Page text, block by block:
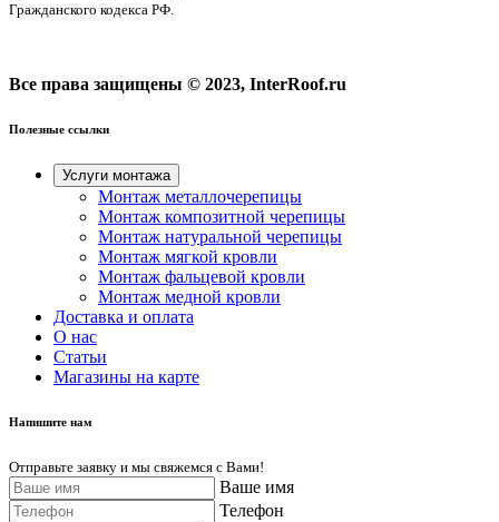
Гражданского кодекса РФ.
Все права защищены © 2023, InterRoof.ru
Полезные ссылки
Услуги монтажа
Монтаж металлочерепицы
Монтаж композитной черепицы
Монтаж натуральной черепицы
Монтаж мягкой кровли
Монтаж фальцевой кровли
Монтаж медной кровли
Доставка и оплата
О нас
Cтатьи
Магазины на карте
Напишите нам
Отправьте заявку и мы свяжемся с Вами!
Ваше имя
Телефон